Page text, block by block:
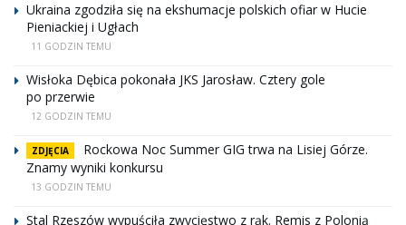
Ukraina zgodziła się na ekshumacje polskich ofiar w Hucie
Pieniackiej i Ugłach
11 GODZIN TEMU
Wisłoka Dębica pokonała JKS Jarosław. Cztery gole
po przerwie
12 GODZIN TEMU
ZDJĘCIA
Rockowa Noc Summer GIG trwa na Lisiej Górze.
Znamy wyniki konkursu
13 GODZIN TEMU
Stal Rzeszów wypuściła zwycięstwo z rąk. Remis z Polonią